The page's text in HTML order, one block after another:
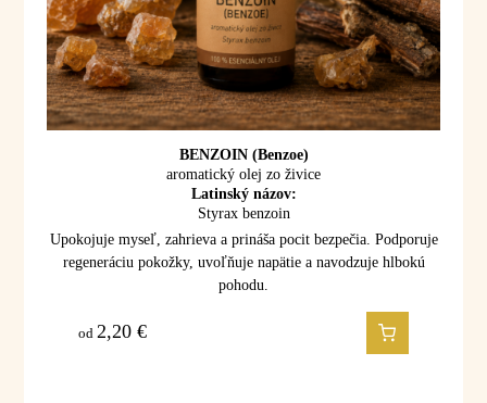
BENZOIN (Benzoe)
aromatický olej zo živice
Latinský názov:
Styrax benzoin
Upokojuje myseľ, zahrieva a prináša pocit bezpečia. Podporuje
regeneráciu pokožky, uvoľňuje napätie a navodzuje hlbokú
pohodu.
od 2,20€